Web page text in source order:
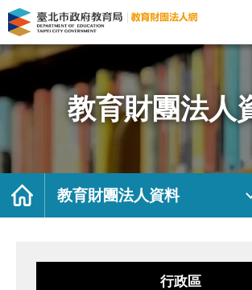
教
育
團
資
料
府
局
法
網
站
選
教育財團法人
首
教育財團法人資料
行政區